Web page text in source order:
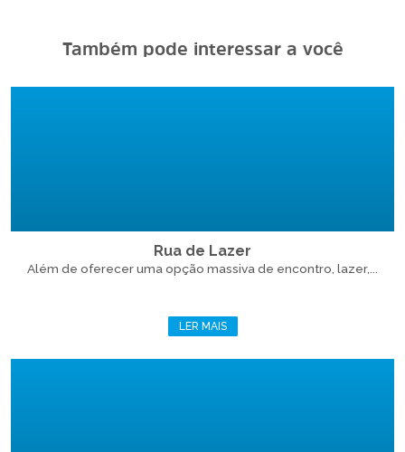
Também pode interessar a você
Rua de Lazer
Além de oferecer uma opção massiva de encontro, lazer,...
LER MAIS